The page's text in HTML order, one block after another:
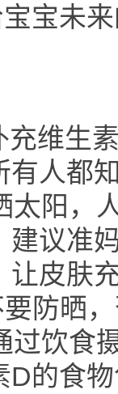
宝未
维生
有人都
太阳，
建议准
让皮肤
防晒
过饮食
D的食